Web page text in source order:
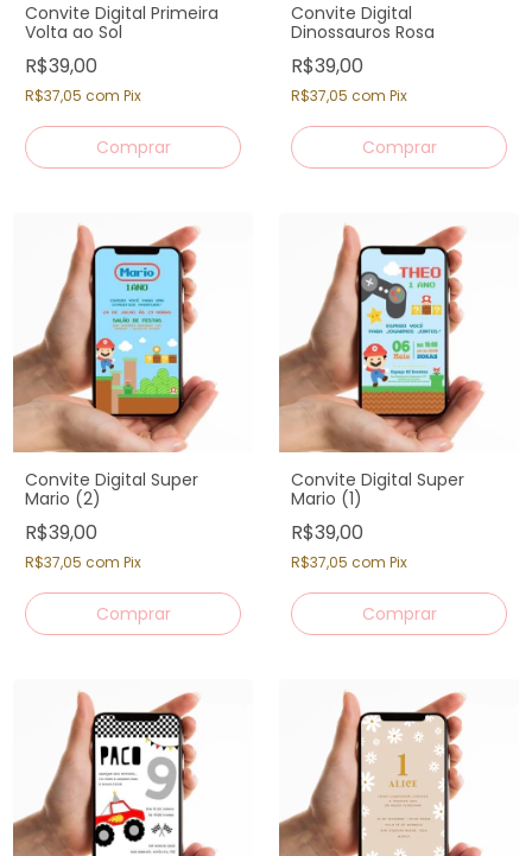
Convite Digital Primeira
Volta ao Sol
R$39,00
R$37,05 com Pix
Convite Digital
Dinossauros Rosa
R$39,00
R$37,05 com Pix
Convite Digital Super
Mario (2)
R$39,00
R$37,05 com Pix
Convite Digital Super
Mario (1)
R$39,00
R$37,05 com Pix